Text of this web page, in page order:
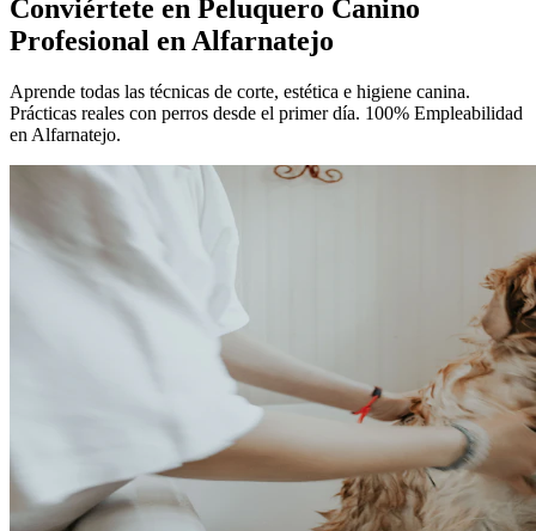
Conviértete en Peluquero Canino
Profesional en Alfarnatejo
Aprende todas las técnicas de corte, estética e higiene canina.
Prácticas reales con perros desde el primer día. 100% Empleabilidad
en Alfarnatejo.